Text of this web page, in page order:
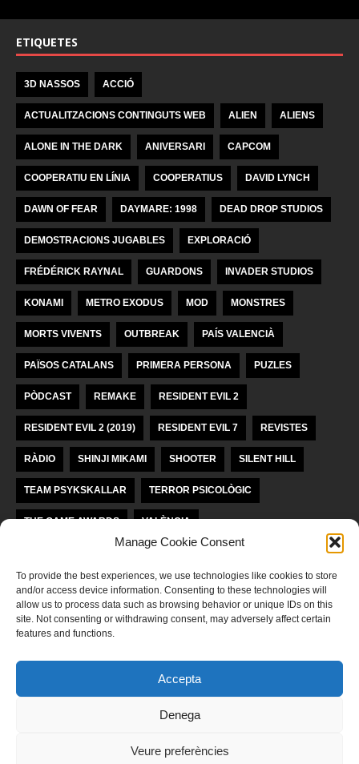
Manage Cookie Consent
To provide the best experiences, we use technologies like cookies to store
and/or access device information. Consenting to these technologies will
allow us to process data such as browsing behavior or unique IDs on this
site. Not consenting or withdrawing consent, may adversely affect certain
features and functions.
Accepta
Denega
Veure preferències
ETIQUETES
3D NASSOS ACCIÓ
ACTUALITZACIONS CONTINGUTS WEB ALIEN ALIENS
ALONE IN THE DARK ANIVERSARI CAPCOM
COOPERATIU EN LÍNIA COOPERATIUS DAVID LYNCH
DAWN OF FEAR DAYMARE: 1998 DEAD DROP STUDIOS
DEMOSTRACIONS JUGABLES EXPLORACIÓ
FRÉDÉRICK RAYNAL GUARDONS INVADER STUDIOS
KONAMI METRO EXODUS MOD MONSTRES
MORTS VIVENTS OUTBREAK PAÍS VALENCIÀ
PAÏSOS CATALANS PRIMERA PERSONA PUZLES
PÒDCAST REMAKE RESIDENT EVIL 2
RESIDENT EVIL 2 (2019) RESIDENT EVIL 7 REVISTES
RÀDIO SHINJI MIKAMI SHOOTER SILENT HILL
TEAM PSYKSKALLAR TERROR PSICOLÒGIC
THE GAME AWARDS VALÈNCIA
LLICÈNCIA KREA KOMUNAĴO
Aquesta obra està subjecta a una llicència deReconeixement-
NoComercial-SenseObraDerivada 4.0 Internacional de Krea Komunaĵo
‍Llegeix ací la nostra política de privadesa